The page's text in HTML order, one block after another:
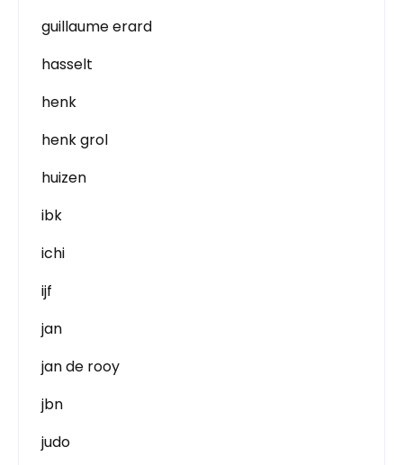
guillaume erard
hasselt
henk
henk grol
huizen
ibk
ichi
ijf
jan
jan de rooy
jbn
judo